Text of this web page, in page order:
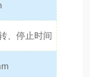
、停止时间